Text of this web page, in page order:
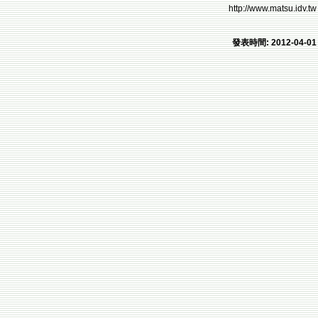
http://www.matsu.idv.tw
發表時間: 2012-04-01